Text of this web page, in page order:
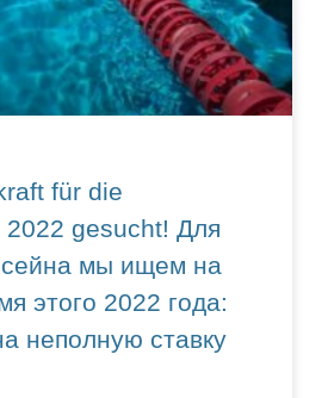
für die
2022 gesucht! Для
мы ищем на
этого 2022 года:
неполную ставку